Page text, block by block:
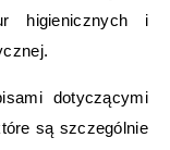
higienicznych i
dotyczącymi
są szczególnie